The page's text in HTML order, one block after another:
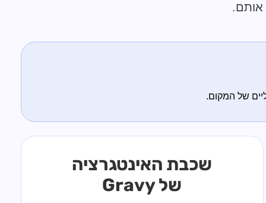
אותם.
של המקום.
שכבת האינטגרציה
של Gravy